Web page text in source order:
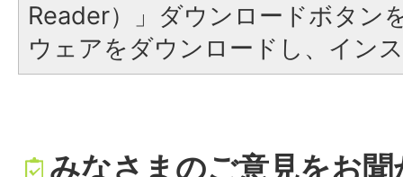
Reader）」ダウンロードボタン
ウェアをダウンロードし、イン
みなさまのご意見をお